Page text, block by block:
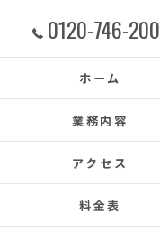
しっかり直して
もちろんなく、
たがポツポツ音
本当に井澤さん
た皆さまとても
お任せできました
あと口コミを書
で井澤産業さん
この場をお借り
この度は本当に
今後ともよろし
0120-746-200
ホーム
業務内容
アクセス
料金表